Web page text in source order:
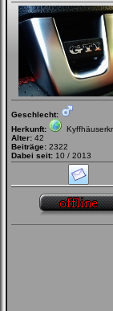
Geschlecht:
Herkunft:
Alter: 42
Beiträge: 2322
Dabei seit: 10 / 2013